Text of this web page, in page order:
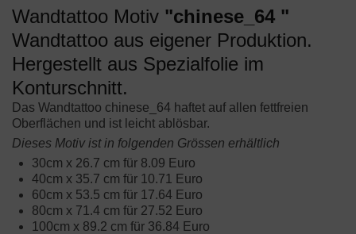
Wandtattoo Motiv "chinese_64 "
Wandtattoo aus eigener Produktion.
Hergestellt aus Spezialfolie im
Konturschnitt.
Das Wandtattoo chinese_64 haftet auf allen fettfreien
Oberflächen und ist leicht ablösbar.
Dieses Motiv ist in folgenden Grössen erhältlich
30cm x 26.7 cm für 8.09 Euro
40cm x 35.7 cm für 10.71 Euro
60cm x 53.5 cm für 17.64 Euro
80cm x 71.4 cm für 27.52 Euro
100cm x 89.2 cm für 36.84 Euro